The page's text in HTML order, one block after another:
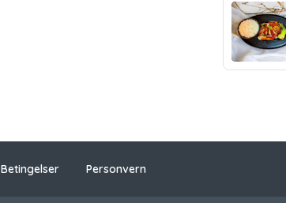
Betingelser Personvern